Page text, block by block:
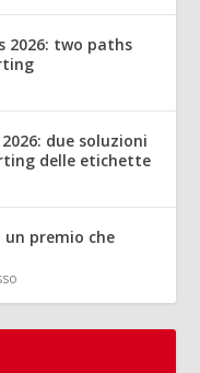
2026: two paths
due soluzioni
delle etichette
un premio che